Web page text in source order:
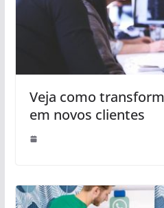
Veja como
em novos clientes